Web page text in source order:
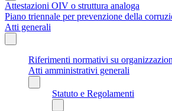
Attestazioni OIV o struttura analoga
Piano triennale per prevenzione della
Atti generali
Riferimenti normativi su
Atti amministrativi generali
Statuto e Regolamenti